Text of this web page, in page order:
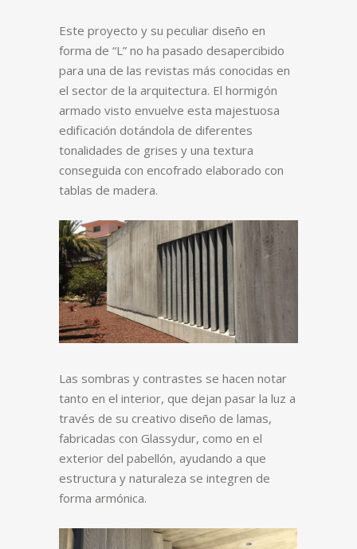
Este proyecto y su peculiar diseño en
forma de “L” no ha pasado desapercibido
para una de las revistas más conocidas en
el sector de la arquitectura. El hormigón
armado visto envuelve esta majestuosa
edificación dotándola de diferentes
tonalidades de grises y una textura
conseguida con encofrado elaborado con
tablas de madera.
Las sombras y contrastes se hacen notar
tanto en el interior, que dejan pasar la luz a
través de su creativo diseño de lamas,
fabricadas con Glassydur, como en el
exterior del pabellón, ayudando a que
estructura y naturaleza se integren de
forma armónica.